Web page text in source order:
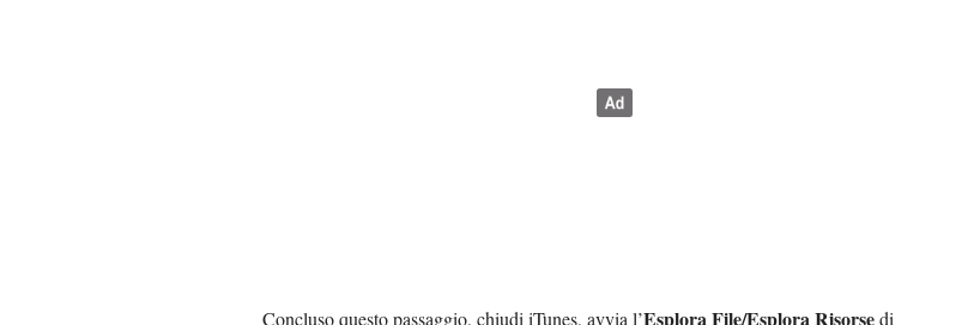
Concluso questo passaggio, chiudi iTunes, avvia l’Esplora File/Esplora Risorsedi